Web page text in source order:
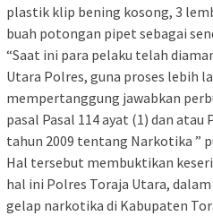
plastik klip bening kosong, 3
buah potongan pipet sebagai
“Saat ini para pelaku telah
Utara Polres, guna proses lebih
mempertanggung jawabkan
pasal Pasal 114 ayat (1) dan atau
tahun 2009 tentang Narkotika ”
Hal tersebut membuktikan
hal ini Polres Toraja Utara,
gelap narkotika di Kabupaten